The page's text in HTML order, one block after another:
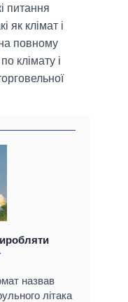
питання
як клімат і
повному
клімату і
назвав
літака